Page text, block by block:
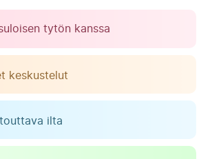
tytön kanssa
keskustelut
ilta